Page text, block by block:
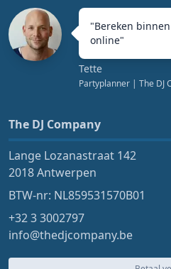
"Bereken
online"
Tette
Partyplanner | The DJ
The DJ Company
Lange Lozanastraat 142
2018 Antwerpen
BTW-nr: NL859531570B01
+32 3 3002797
info@thedjcompany.be